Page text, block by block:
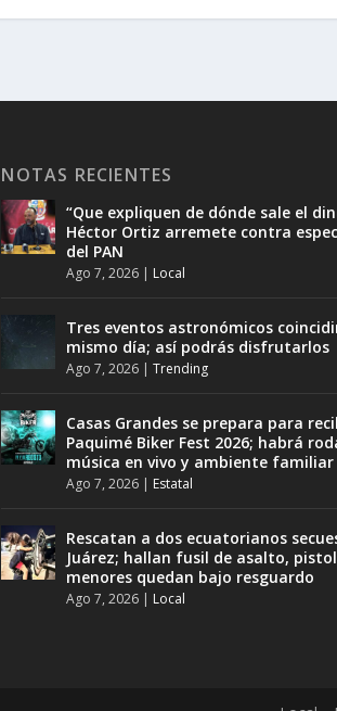
NOTAS RECIENTES
“Que expliquen de dónde sale el
Héctor Ortiz arremete contra
del PAN
Ago 7, 2026 | Local
Tres eventos astronómicos
mismo día; así podrás disfrutarlos
Ago 7, 2026 |Trending
Casas Grandes se prepara para
Paquimé Biker Fest 2026; habrá
música en vivo y ambiente familiar
Ago 7, 2026 | Estatal
Rescatan a dos ecuatorianos
Juárez; hallan fusil de asalto,
menores quedan bajo resguardo
Ago 7, 2026 | Local